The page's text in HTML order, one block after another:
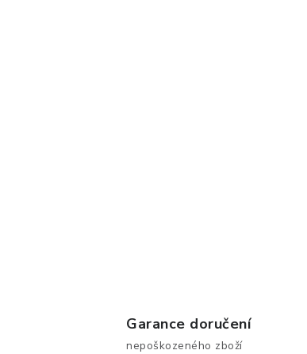
Garance doručení
nepoškozeného zboží